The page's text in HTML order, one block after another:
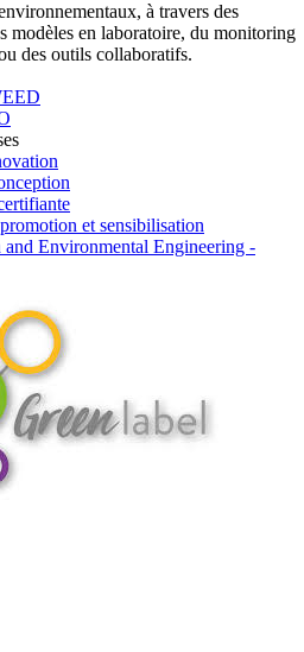
à travers des
modèles en laboratoire, du monitoring
des outils collaboratifs.
et sensibilisation
and Environmental Engineering -